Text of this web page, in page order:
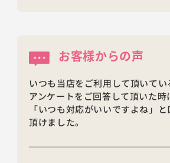
お客様からの声
いつも当店をご利用して頂いて
アンケートをご回答して頂いた時
「いつも対応がいいですよね」
頂けました。